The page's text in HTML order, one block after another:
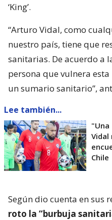
‘King’.
“Arturo Vidal, como
nuestro país, tiene que
sanitarias. De acuerdo a
persona que vulnera
un sumario sanitario”,
Lee también...
Vidal
Chile
Según dio cuenta en sus
roto la “burbuja